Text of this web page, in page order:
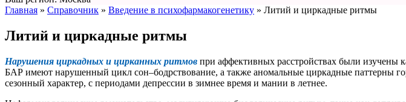
Главная » Справочник » Введение в психофармакогенетику » Литий и циркадные ритмы
Литий и циркадные ритмы
Нарушения циркадных и цирканных ритмов при аффективных расстройствах были изучены
БАР имеют нарушенный цикл сон–бодрствование, а также аномальные циркадные паттерны
сезонный характер, с периодами депрессии в зимнее время и мании в летнее.